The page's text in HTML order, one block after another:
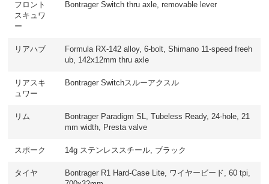
フロント
スキュワ
ー
Bontrager Switch thru axle, removable lever
リアハブ
Formula RX-142 alloy, 6-bolt, Shimano 11-speed freeh
ub, 142x12mm thru axle
リアスキ
ュワー
Bontrager Switchスルーアクスル
リム
Bontrager Paradigm SL, Tubeless Ready, 24-hole, 21
mm width, Presta valve
スポーク 14g ステンレススチール, ブラック
タイヤ
Bontrager R1 Hard-Case Lite, ワイヤービード, 60 tpi,